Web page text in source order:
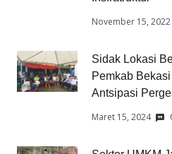
November 15, 2022
Sidak Lokasi
Pemkab
Antsipasi
Maret 15, 2024